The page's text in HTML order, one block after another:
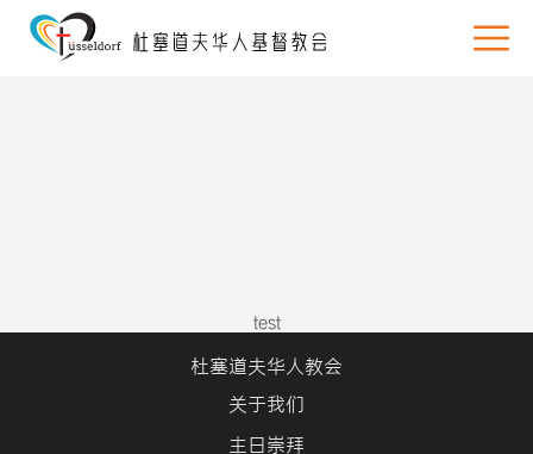
test
杜塞道夫华人教会
关于我们
主日崇拜